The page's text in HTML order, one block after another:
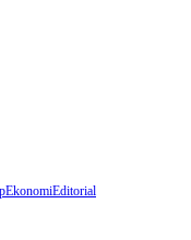
EkonomiEditorial